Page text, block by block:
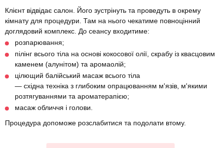
Клієнт відвідає салон. Його зустрінуть та проведуть в окрему
кімнату для процедури. Там на нього чекатиме повноцінний
доглядовий комплекс. До сеансу входитиме:
розпарювання;
пілінг всього тіла на основі кокосової олії, скрабу із квасцовим
каменем (алунітом) та аромаолій;
цілющий балійський масаж всього тіла
— східна техніка з глибоким опрацюванням м'язів, м'якими
розтягуваннями та ароматерапією;
масаж обличчя і голови.
Процедура допоможе розслабитися та подолати втому.